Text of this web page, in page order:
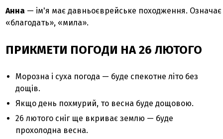
Анна — ім'я має давньоєврейське походження. Означає
«благодать», «мила».
ПРИКМЕТИ ПОГОДИ НА 26 ЛЮТОГО
Морозна і суха погода — буде спекотне літо без
дощів.
Якщо день похмурий, то весна буде дощовою.
26 лютого сніг ще вкриває землю — буде
прохолодна весна.